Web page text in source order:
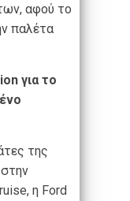
αφού το
παλέτα
για το
της
η Ford